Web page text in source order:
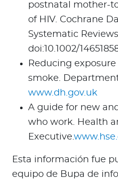
postnatal mother-
of HIV. Cochrane
Systematic
doi:10.1002/
Reducing
smoke.
www.dh.gov.uk
A guide for new
who work. Health
Executive.
Esta información fue
equipo de Bupa de